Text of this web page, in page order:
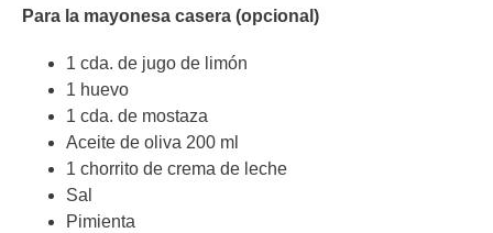
Para la mayonesa casera (opcional)
1 cda. de jugo de limón
1 huevo
1 cda. de mostaza
Aceite de oliva 200 ml
1 chorrito de crema de leche
Sal
Pimienta